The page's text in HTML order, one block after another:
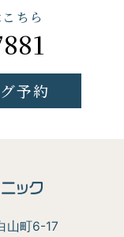
ちら
予約
山町6-17